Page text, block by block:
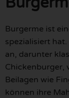
Burgerme ist
spezialisiert
an, darunter
Chickenburger,
Beilagen wie
können ihre